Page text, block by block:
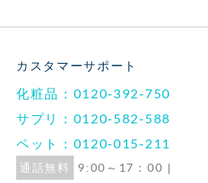
カスタマーサポート
化粧品：0120-392-750
サプリ：0120-582-588
ペット：0120-015-211
通話無料
9:00～17：00 |